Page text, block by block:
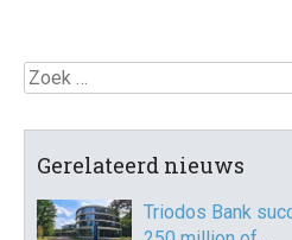
Zoek
Gerelateerd nieuws
Triodos Bank